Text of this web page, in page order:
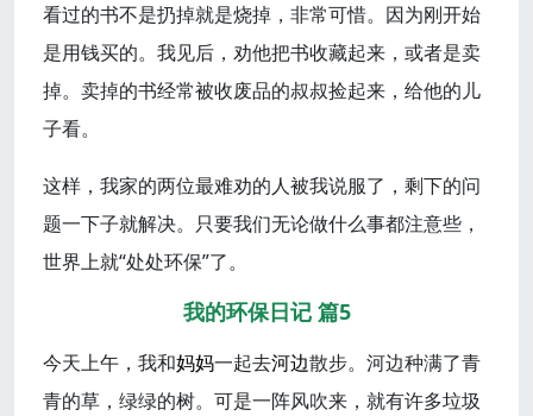
看过的书不是扔掉就是烧掉，非常可惜。因为刚开始
是用钱买的。我见后，劝他把书收藏起来，或者是卖
掉。卖掉的书经常被收废品的叔叔捡起来，给他的儿
子看。
这样，我家的两位最难劝的人被我说服了，剩下的问
题一下子就解决。只要我们无论做什么事都注意些，
世界上就“处处环保”了。
我的环保日记 篇5
今天上午，我和妈妈一起去河边散步。河边种满了青
青的草，绿绿的树。可是一阵风吹来，就有许多垃圾